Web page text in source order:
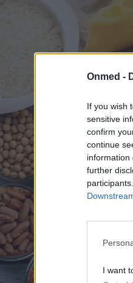
Onmed -
If you wish
sensitive
confirm
continue
information
further
I want